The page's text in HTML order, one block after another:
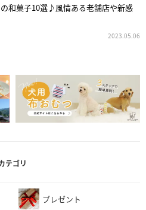
の和菓子10選♪風情ある老舗店や新感
2023.05.06
テゴリ
プレゼント